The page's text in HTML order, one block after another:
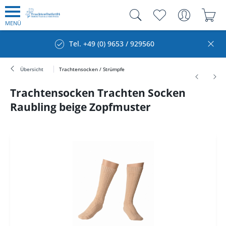
MENÜ
Tel. +49 (0) 9653 / 929560
Übersicht Trachtensocken / Strümpfe
Trachtensocken Trachten Socken
Raubling beige Zopfmuster